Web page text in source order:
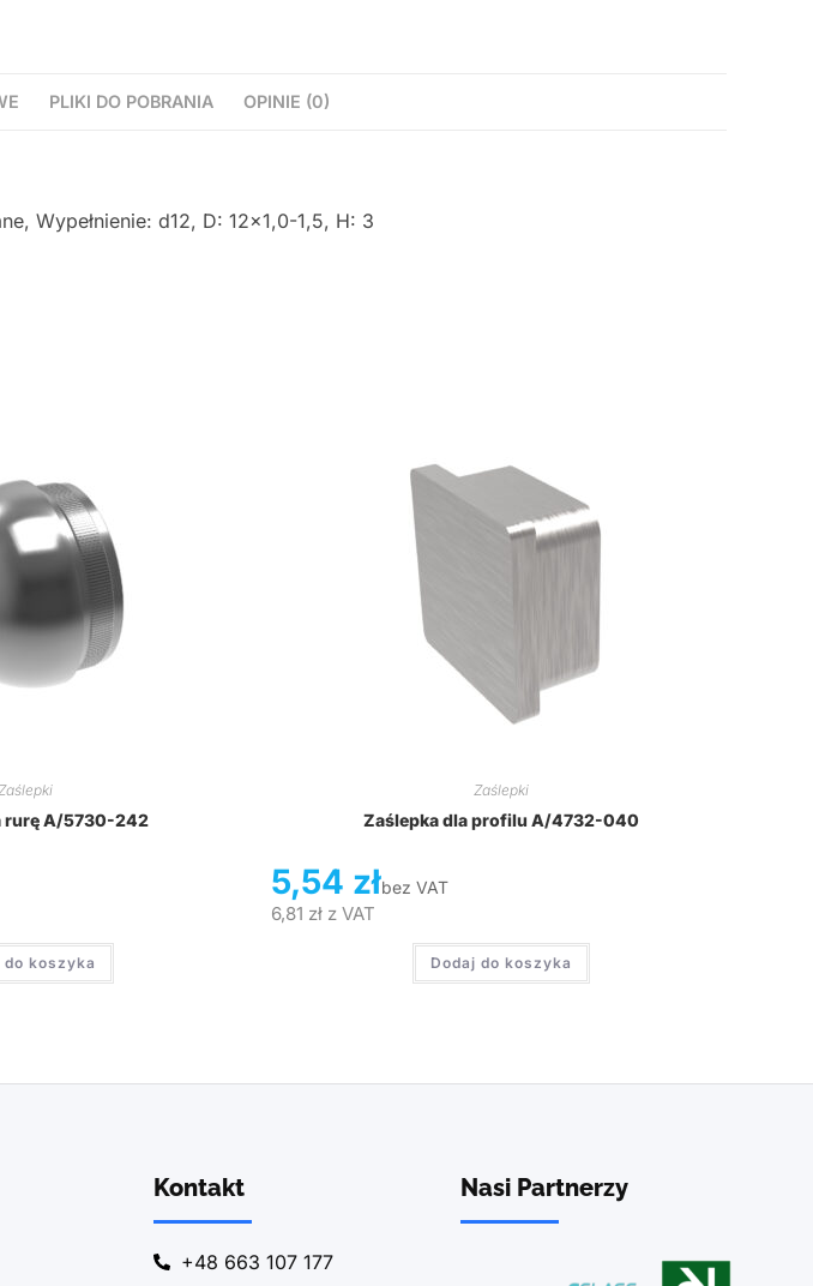
PLIKI DO POBRANIA OPINIE (0)
Wypełnienie: d12, D: 12×1,0-1,5, H: 3
rurę A/5730-242
do koszyka
Zaślepki
Zaślepka dla profilu A/4732-040
5,54 złbez VAT
6,81 złz VAT
Dodaj do koszyka
Kontakt
+48 663 107 177
Nasi Partnerzy